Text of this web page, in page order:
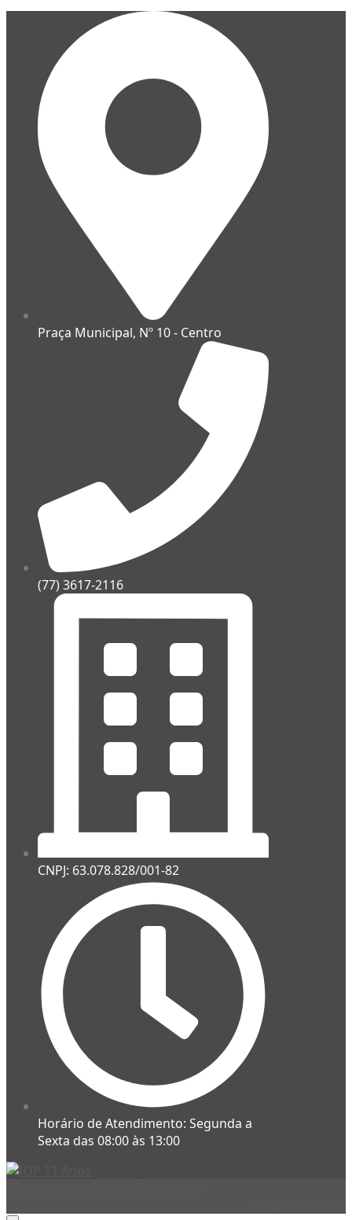
Praça Municipal, Nº 10 - Centro
(77) 3617-2116
CNPJ: 63.078.828/001-82
Horário de Atendimento: Segunda a
Sexta das 08:00 às 13:00